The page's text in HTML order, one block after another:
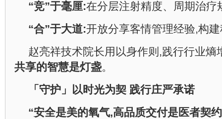
“竞”于毫厘:在分层注射精度、周期治疗
“合”于大道:开放分享客情管理经验,构
赵亮祥技术院长用以身作则,践行行业熵
共享的智慧是灯盏。
「守护」以时光为契 践行庄严承诺
“安全是美的氧气,高品质交付是医者契